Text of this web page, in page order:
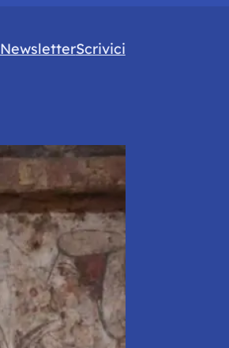
NewsletterScrivici